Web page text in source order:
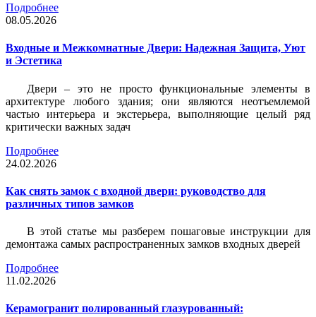
Подробнее
08.05.2026
Входные и Межкомнатные Двери: Надежная Защита, Уют
и Эстетика
Двери – это не просто функциональные элементы в
архитектуре любого здания; они являются неотъемлемой
частью интерьера и экстерьера, выполняющие целый ряд
критически важных задач
Подробнее
24.02.2026
Как снять замок с входной двери: руководство для
различных типов замков
В этой статье мы разберем пошаговые инструкции для
демонтажа самых распространенных замков входных дверей
Подробнее
11.02.2026
Керамогранит полированный глазурованный: